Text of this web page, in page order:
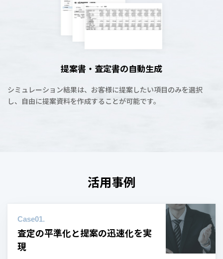
提案書・査定書の自動生成
シミュレーション結果は、お客様に提案したい項目のみを選択
し、自由に提案資料を作成することが可能です。
活用事例
査定の平準化と提案の迅速化を実
現